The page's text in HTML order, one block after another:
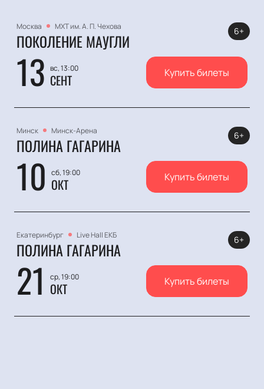
Москва МХТ им. А. П. Чехова
ПОКОЛЕНИЕ МАУГЛИ
13 вс, 13:00
СЕНТ
6+
Купить билеты
Минск Минск-Арена
ПОЛИНА ГАГАРИНА
10 сб, 19:00
ОКТ
6+
Купить билеты
Екатеринбург Live Hall ЕКБ
ПОЛИНА ГАГАРИНА
21 ср, 19:00
ОКТ
6+
Купить билеты